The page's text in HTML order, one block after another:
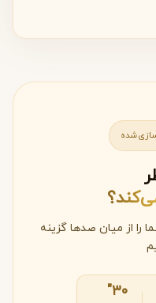
را از میان صدها گزینه
۳۰"